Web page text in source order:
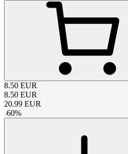
8.50 EUR
8.50 EUR
20.99 EUR
-60%